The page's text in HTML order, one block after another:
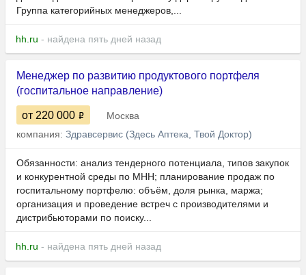
Группа категорийных менеджеров,...
hh.ru - найдена пять дней назад
Менеджер по развитию продуктового портфеля
(госпитальное направление)
от 220 000
Москва
компания: Здравсервис (Здесь Аптека, Твой Доктор)
Обязанности: анализ тендерного потенциала, типов закупок
и конкурентной среды по МНН; планирование продаж по
госпитальному портфелю: объём, доля рынка, маржа;
организация и проведение встреч с производителями и
дистрибьюторами по поиску...
hh.ru - найдена пять дней назад